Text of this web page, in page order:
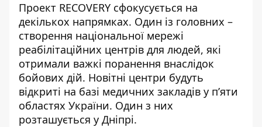
Проект RECOVERY сфокусується на
декількох напрямках. Один із головних –
створення національної мережі
реабілітаційних центрів для людей, які
отримали важкі поранення внаслідок
бойових дій. Новітні центри будуть
відкриті на базі медичних закладів у п’яти
областях України. Один з них
розташується у Дніпрі.